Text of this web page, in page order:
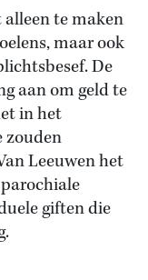
te maken
maar ook
De
aan om geld te
in het
zouden
Leeuwen het
giften die